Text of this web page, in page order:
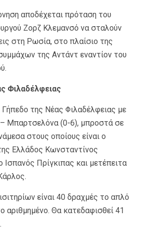
αποδέχεται πρόταση του
Ζορζ Κλεμανσό να σταλούν
στη Ρωσία, στο πλαίσιο της
της Αντάντ εναντίον του
Φιλαδέλφειας
Γήπεδο της Νέας Φιλαδέλφειας με
Μπαρτσελόνα (0-6), μπροστά σε
στους οποίους είναι ο
Ελλάδος Κωνσταντίνος
Ισπανός Πρίγκιπας και μετέπειτα
είναι 40 δραχμές το απλό
αριθμημένο. Θα κατεδαφισθεί 41